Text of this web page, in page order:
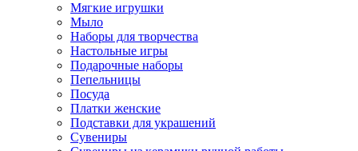
Мягкие игрушки
Мыло
Наборы для творчества
Настольные игры
Подарочные наборы
Пепельницы
Посуда
Платки женские
Подставки для украшений
Сувениры